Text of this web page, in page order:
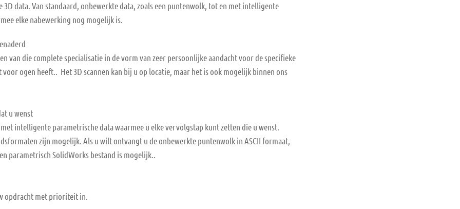
3D data. Van standaard, onbewerkte data, zoals een puntenwolk, tot en met intelligente
elke nabewerking nog mogelijk is.
van die complete specialisatie in de vorm van zeer persoonlijke aandacht voor de specifieke
voor ogen heeft.. Het 3D scannen kan bij u op locatie, maar het is ook mogelijk binnen ons
u wenst
intelligente parametrische data waarmee u elke vervolgstap kunt zetten die u wenst.
zijn mogelijk. Als u wilt ontvangt u de onbewerkte puntenwolk in ASCII formaat,
parametrisch SolidWorks bestand is mogelijk..
opdracht met prioriteit in.